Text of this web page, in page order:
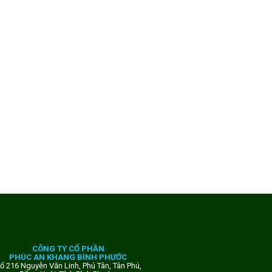
CÔNG TY CỔ PHẦN
PHÚC AN KHANG BÌNH PHƯỚC
216 Nguyễn Văn Linh, Phú Tân, Tân Phú,